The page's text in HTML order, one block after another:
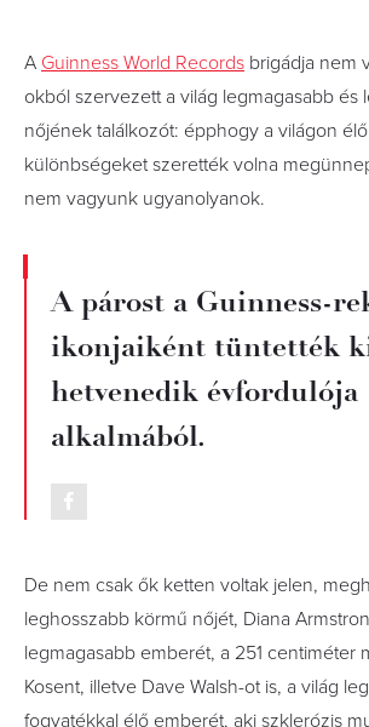
A Guinness World Records brigádja nem
okból szervezett a világ legmagasabb és
nőjének találkozót: épphogy a világon
különbségeket szerették volna
nem vagyunk ugyanolyanok.
A párost a Guinness-
ikonjaiként tüntették
hetvenedik évfordulója
alkalmából.
De nem csak ők ketten voltak jelen,
leghosszabb körmű nőjét, Diana
legmagasabb emberét, a 251 centiméter
Kosent, illetve Dave Walsh-ot is, a világ
fogyatékkal élő emberét, aki szklerózis